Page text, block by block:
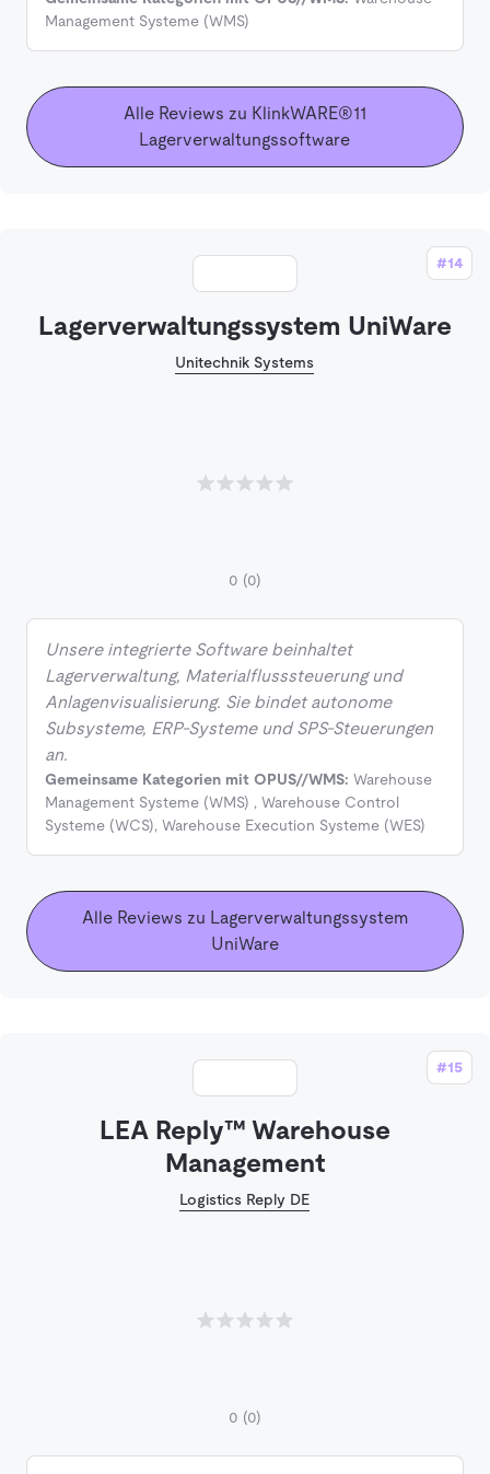
Management Systeme (WMS)
Alle Reviews zu KlinkWARE®11
Lagerverwaltungssoftware
#14
Lagerverwaltungssystem UniWare
Unitechnik Systems
0 (0)
Unsere integrierte Software beinhaltet
Lagerverwaltung, Materialflusssteuerung und
Anlagenvisualisierung. Sie bindet autonome
Subsysteme, ERP-Systeme und SPS-Steuerungen
an.
Gemeinsame Kategorien mit OPUS//WMS: Warehouse
Management Systeme (WMS) , Warehouse Control
Systeme (WCS), Warehouse Execution Systeme (WES)
Alle Reviews zu Lagerverwaltungssystem
UniWare
#15
LEA Reply™ Warehouse
Management
Logistics Reply DE
0 (0)